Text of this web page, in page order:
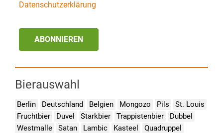
Datenschutzerklärung
ABONNIEREN
Bierauswahl
Berlin Deutschland Belgien Mongozo Pils
St. Louis
Fruchtbier
Duvel Starkbier Trappistenbier
Dubbel
Westmalle
Satan Lambic Kasteel
Quadruppel